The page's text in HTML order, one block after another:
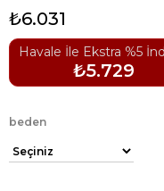
₺6.031
Havale İle Ekstra %5
₺5.729
beden